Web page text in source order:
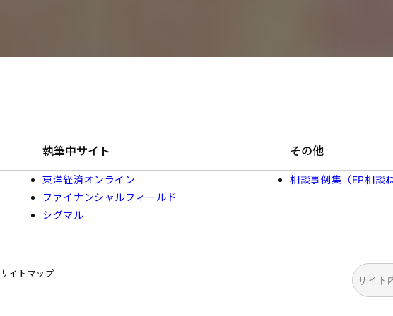
執筆中サイト
東洋経済オンライン
ファイナンシャルフィールド
シグマル
その他
相談事例集（FP相談
サイトマップ
検
索